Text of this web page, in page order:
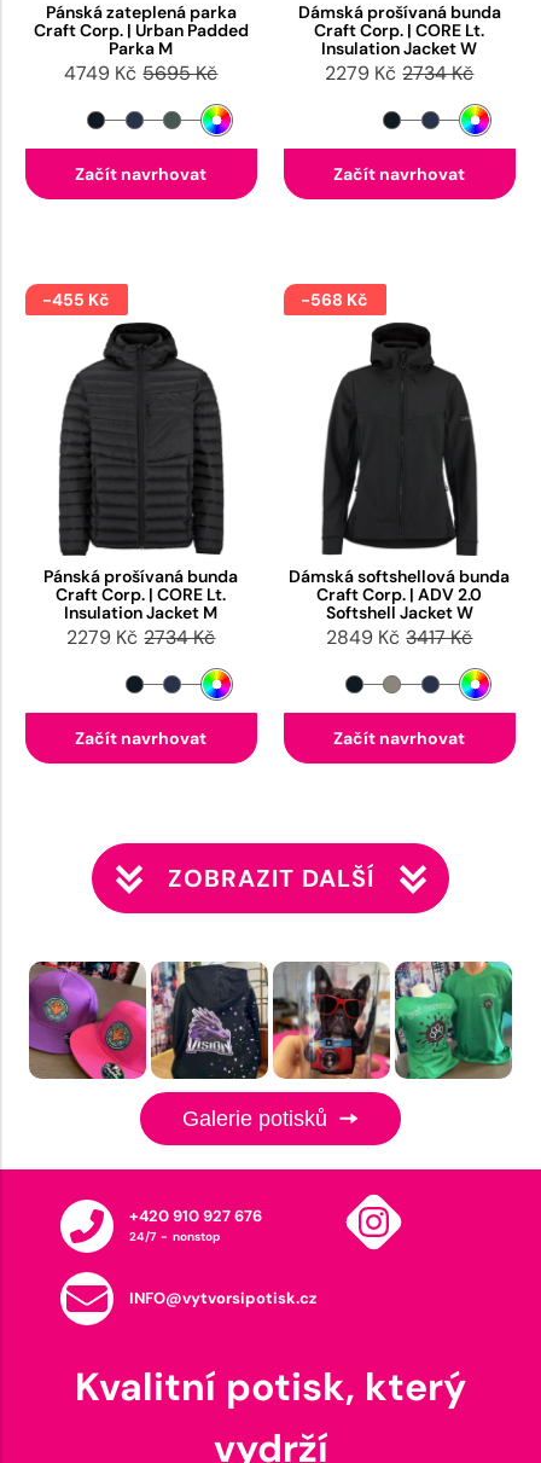
Pánská zateplená parka
Craft Corp. | Urban Padded
Parka M
4749 Kč 5695 Kč
Začít navrhovat
Dámská prošívaná bunda
Craft Corp. | CORE Lt.
Insulation Jacket W
2279 Kč 2734 Kč
Začít navrhovat
-455 Kč
Pánská prošívaná bunda
Craft Corp. | CORE Lt.
Insulation Jacket M
2279 Kč 2734 Kč
Začít navrhovat
-568 Kč
Dámská softshellová bunda
Craft Corp. | ADV 2.0
Softshell Jacket W
2849 Kč 3417 Kč
Začít navrhovat
ZOBRAZIT DALŠÍ
Galerie potisků
+420 910 927 676
24/7 - nonstop
INFO@vytvorsipotisk.cz
Kvalitní potisk, který
vydrží